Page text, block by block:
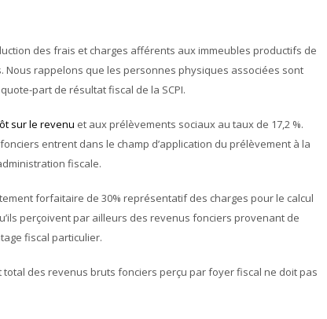
des frais et charges afférents aux immeubles productifs de
rappelons que les personnes physiques associées sont
part de résultat fiscal de la SCPI.
sur le revenu et aux prélèvements sociaux au taux de 17,2 %.
entrent dans le champ d’application du prélèvement à la
fiscale.
forfaitaire de 30% représentatif des charges pour le calcul
perçoivent par ailleurs des revenus fonciers provenant de
fiscal particulier.
des revenus bruts fonciers perçu par foyer fiscal ne doit pas